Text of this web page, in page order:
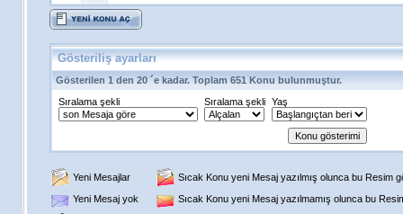
Gösteriliş ayarları
Gösterilen 1 den 20 ´e kadar. Toplam 651 Konu bulunmuştur.
Sıralama şekli
Sıralama şekli Yaş
Yeni Mesajlar
Sıcak Konu yeni Mesaj yazılmış olunca bu Resim
Yeni Mesaj yok
Sıcak Konu yeni Mesaj yazılmamış olunca bu